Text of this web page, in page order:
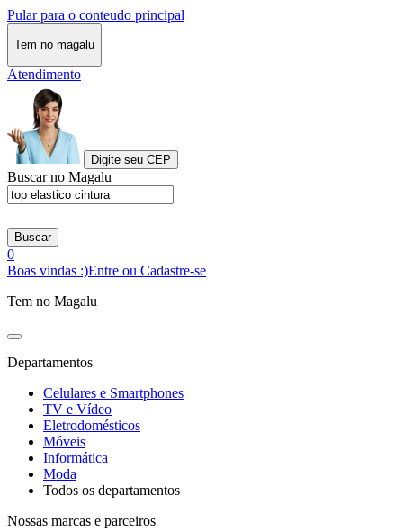
Pular para o conteudo principal
Tem no magalu
Atendimento
Digite seu CEP
Buscar no Magalu
Buscar
0
Boas vindas :)Entre ou Cadastre-se
Tem no Magalu
Departamentos
Celulares e Smartphones
TV e Vídeo
Eletrodomésticos
Móveis
Informática
Moda
Todos os departamentos
Nossas marcas e parceiros